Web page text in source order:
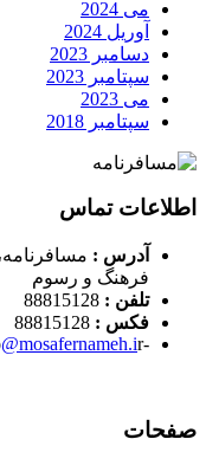
می 2024
آوریل 2024
دسامبر 2023
سپتامبر 2023
می 2023
سپتامبر 2018
اطلاعات تماس
آدرس :
فرهنگ و رسوم
تلفن :
فکس :
-info
@mosafernameh.ir
صفحات